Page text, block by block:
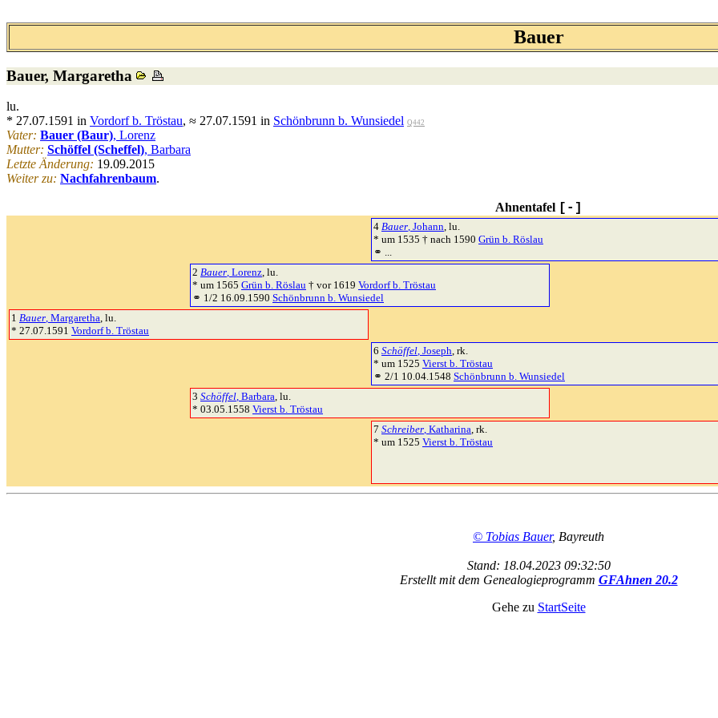
Bauer
Bauer, Margaretha
lu.
* 27.07.1591 in Vordorf b. Tröstau, ≈ 27.07.1591 in Schönbrunn b. Wunsiedel Q442
Vater: Bauer (Baur), Lorenz
Mutter: Schöffel (Scheffel), Barbara
Letzte Änderung: 19.09.2015
Weiter zu: Nachfahrenbaum.
Ahnentafel [-]
4 Bauer, Johann, lu.
* um 1535 † nach 1590 Grün b. Röslau
⚭ ...
2 Bauer, Lorenz, lu.
* um 1565 Grün b. Röslau † vor 1619 Vordorf b. Tröstau
⚭ 1/2 16.09.1590 Schönbrunn b. Wunsiedel
1 Bauer, Margaretha, lu.
* 27.07.1591 Vordorf b. Tröstau
6 Schöffel, Joseph, rk.
* um 1525 Vierst b. Tröstau
⚭ 2/1 10.04.1548 Schönbrunn b. Wunsiedel
3 Schöffel, Barbara, lu.
* 03.05.1558 Vierst b. Tröstau
7 Schreiber, Katharina, rk.
* um 1525 Vierst b. Tröstau
© Tobias Bauer, Bayreuth
Stand: 18.04.2023 09:32:50
Erstellt mit dem Genealogieprogramm GFAhnen 20.2
Gehe zu StartSeite